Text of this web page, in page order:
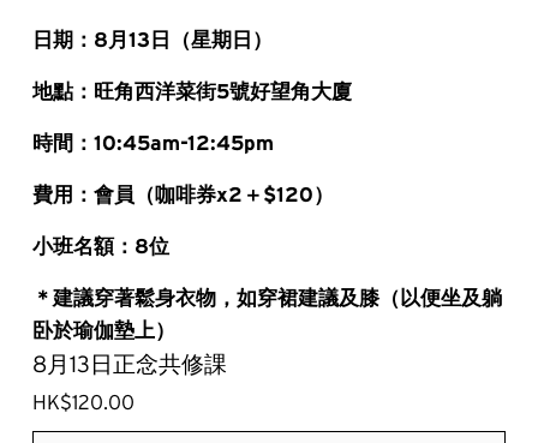
日期：8月13日（星期日）
地點：旺角西洋菜街5號好望角大廈
時間：10:45am-12:45pm
費用：會員（咖啡券x2＋$120）
小班名額：8位
＊建議穿著鬆身衣物，如穿裙建議及膝（以便坐及躺
卧於瑜伽墊上）
8月13日正念共修課
HK$120.00